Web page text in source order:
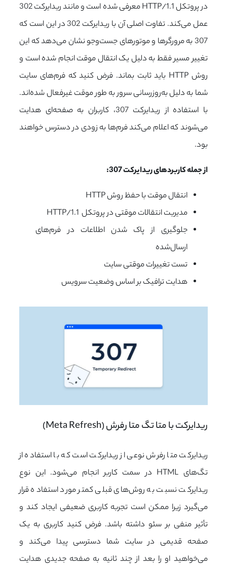
در پروتکل HTTP/1.1 معرفی شده است و مانند ریدایرکت 302
عمل می‌کند. تفاوت اصلی آن با ریدایرکت 302 در این است که
307 به مرورگرها و موتورهای جست‌وجو نشان می‌دهد که این
تغییر مسیر فقط به دلیل یک انتقال موقت انجام شده است و
روش HTTP باید ثابت بماند. فرض کنید که فرم‌های سایت
شما به دلیل به‌روزرسانی سرور به طور موقت غیرفعال شده‌اند.
با استفاده از ریدایرکت 307، کاربران به صفحه‌ای هدایت
می‌شوند که اعلام می‌کند فرم‌ها به زودی در دسترس خواهند
بود.
از جمله کاربردهای ریدایرکت 307:
انتقال موقت با حفظ روش HTTP
مدیریت انتقالات موقتی در پروتکل HTTP/1.1
جلوگیری از پاک شدن اطلاعات در فرم‌های
ارسال‌شده
تست تغییرات موقتی سایت
هدایت ترافیک بر اساس وضعیت سرویس
ریدایرکت با متا تگ متا رفرش (Meta Refresh)
ریدایرکت متا رفرش نوعی از ریدایرکت است که با استفاده از
تگ‌های HTML در سمت کاربر انجام می‌شود. این نوع
ریدایرکت نسبت به روش‌های قبلی کمتر مورد استفاده قرار
می‌گیرد زیرا ممکن است تجربه کاربری ضعیفی ایجاد کند و
تأثیر منفی بر سئو داشته باشد. فرض کنید کاربری به یک
صفحه قدیمی در سایت شما دسترسی پیدا می‌کند و
می‌خواهید او را بعد از چند ثانیه به صفحه جدیدی هدایت